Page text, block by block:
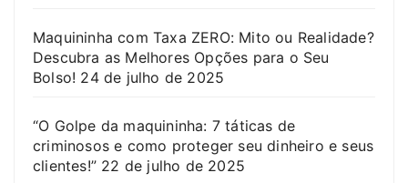
Maquininha com Taxa ZERO: Mito ou Realidade?
Descubra as Melhores Opções para o Seu
Bolso! 24 de julho de 2025
“O Golpe da maquininha: 7 táticas de
criminosos e como proteger seu dinheiro e seus
clientes!” 22 de julho de 2025